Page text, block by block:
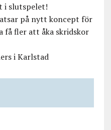
i slutspelet!
på nytt koncept för
få fler att åka skridskor
i Karlstad